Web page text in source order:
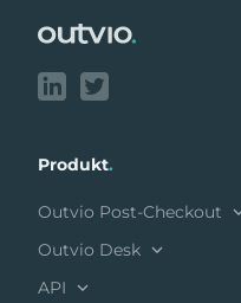
Produkt.
Outvio Post-Checkout
Outvio Desk
API